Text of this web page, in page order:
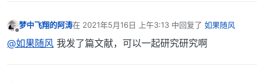
梦中飞翔的阿涛在 2021年5月16日 上午3:13 中回复了 如果随风
最后由 编辑
@如果随风 我发了篇文献，可以一起研究研究啊